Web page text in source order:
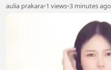
aulia prakara•1 views•3 minutes ago